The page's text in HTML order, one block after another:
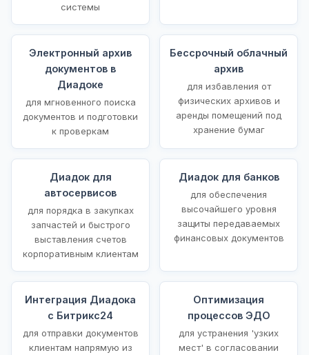
системы
Электронный архив
документов в
Диадоке
для мгновенного поиска
документов и подготовки
к проверкам
Бессрочный облачный
архив
для избавления от
физических архивов и
аренды помещений под
хранение бумаг
Диадок для
автосервисов
для порядка в закупках
запчастей и быстрого
выставления счетов
корпоративным клиентам
Диадок для банков
для обеспечения
высочайшего уровня
защиты передаваемых
финансовых документов
Интеграция Диадока
с Битрикс24
для отправки документов
клиентам напрямую из
Оптимизация
процессов ЭДО
для устранения 'узких
мест' в согласовании